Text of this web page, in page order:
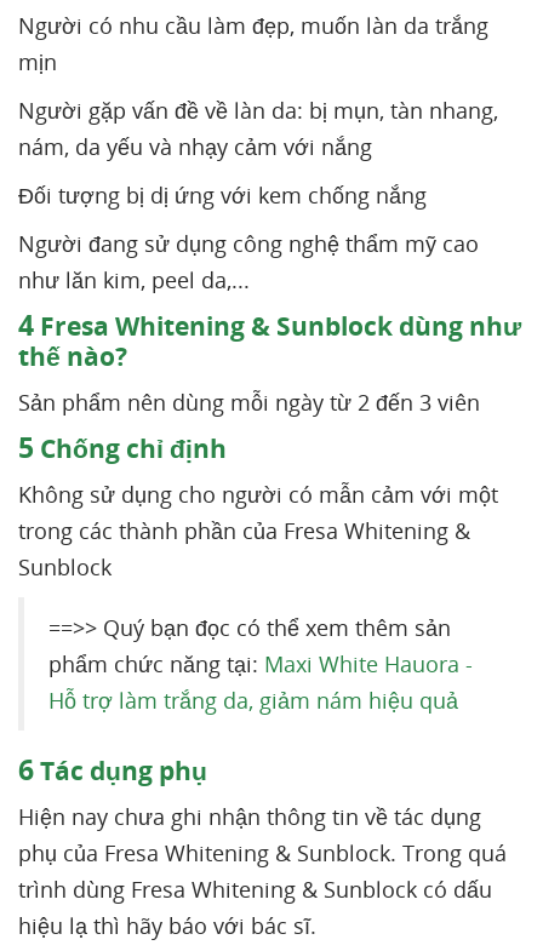
Người có nhu cầu làm đẹp, muốn làn da trắng
mịn
Người gặp vấn đề về làn da: bị mụn, tàn nhang,
nám, da yếu và nhạy cảm với nắng
Đối tượng bị dị ứng với kem chống nắng
Người đang sử dụng công nghệ thẩm mỹ cao
như lăn kim, peel da,...
4 Fresa Whitening & Sunblock dùng như
thế nào?
Sản phẩm nên dùng mỗi ngày từ 2 đến 3 viên
5 Chống chỉ định
Không sử dụng cho người có mẫn cảm với một
trong các thành phần của Fresa Whitening &
Sunblock
==>> Quý bạn đọc có thể xem thêm sản
phẩm chức năng tại: Maxi White Hauora -
Hỗ trợ làm trắng da, giảm nám hiệu quả
6Tác dụng phụ
Hiện nay chưa ghi nhận thông tin về tác dụng
phụ của Fresa Whitening & Sunblock. Trong quá
trình dùng Fresa Whitening & Sunblock có dấu
hiệu lạ thì hãy báo với bác sĩ.